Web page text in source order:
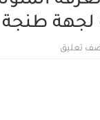
لجهة طنجة
تعليق